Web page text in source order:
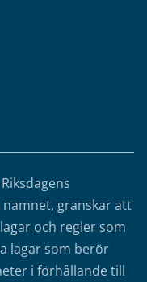
granskar att
och regler som
lagar som berör
i förhållande till